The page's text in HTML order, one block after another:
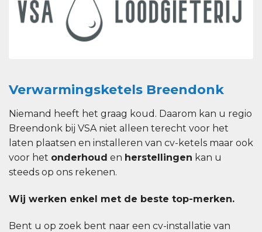
Verwarmingsketels Breendonk
Niemand heeft het graag koud. Daarom kan u regio
Breendonk bij VSA niet alleen terecht voor het
laten plaatsen en installeren van cv-ketels maar ook
voor het onderhoud en herstellingen kan u
steeds op ons rekenen.
Wij werken enkel met de beste top-merken.
Bent u op zoek bent naar een cv-installatie van